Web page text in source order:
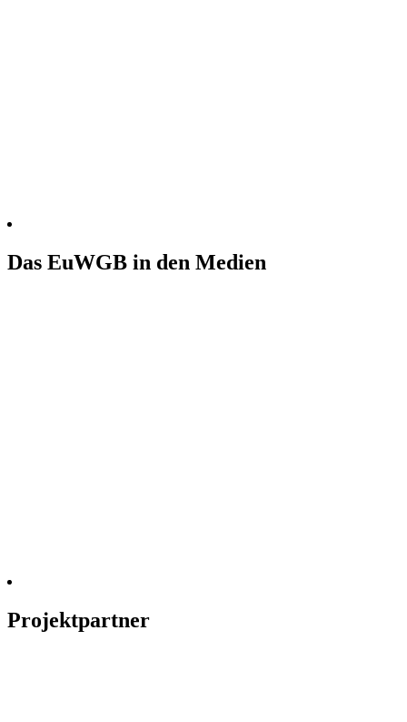
Das EuWGB in den Medien
Projektpartner